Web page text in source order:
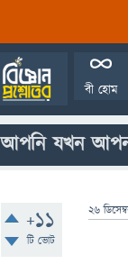
বী হোম
আপনি যখন
+11
টি ভোট
26